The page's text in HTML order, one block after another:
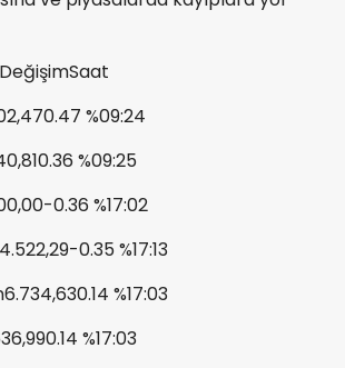
%09:24
%09:25
0.36 %17:02
0.35 %17:13
%17:03
%17:03